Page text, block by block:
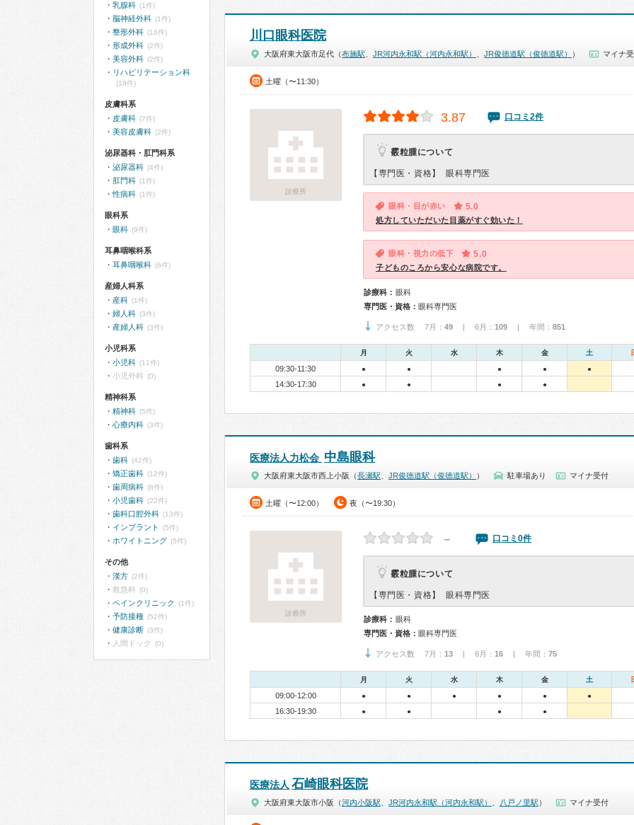
川口眼科医院
大阪府東大阪市足代（布施駅 JR河内永和駅（河内永和駅） JR俊徳道駅（俊徳道駅） ） マイナ
土曜（〜11:30）
診療所
3.87 口コミ2件
霰粒腫について
【専門医・資格】 眼科専門医
眼科・目が赤い 5.0
処方していただいた目薬がすぐ効いた！
眼科・視力の低下 5.0
子どものころから安心な病院です。
診療科： 眼科
専門医・資格： 眼科専門医
アクセス数 7月： 49 | 6月： 109 | 年間： 851
月 火 水 木 金 土
09:30-11:30 ● ● ● ● ●
14:30-17:30 ● ● ● ●
医療法人力松会 中島眼科
大阪府東大阪市西上小阪（長瀬駅 JR俊徳道駅（俊徳道駅） ） 駐車場あり マイナ受付
土曜（〜12:00） 夜（〜19:30）
診療所
－ 口コミ0件
霰粒腫について
【専門医・資格】 眼科専門医
診療科： 眼科
専門医・資格： 眼科専門医
アクセス数 7月： 13 | 6月： 16 | 年間： 75
月 火 水 木 金 土
09:00-12:00 ● ● ● ● ● ●
16:30-19:30 ● ● ● ●
医療法人 石崎眼科医院
大阪府東大阪市小阪（河内小阪駅 JR河内永和駅（河内永和駅） 八戸ノ里駅 ） マイナ受付
乳腺科 (1件)
脳神経外科 (1件)
整形外科 (18件)
形成外科 (2件)
美容外科 (2件)
リハビリテーション科
(19件)
皮膚科系
皮膚科 (7件)
美容皮膚科 (2件)
泌尿器科・肛門科系
泌尿器科 (4件)
肛門科 (1件)
性病科 (1件)
眼科系
眼科 (9件)
耳鼻咽喉科系
耳鼻咽喉科 (6件)
産婦人科系
産科 (1件)
婦人科 (3件)
産婦人科 (3件)
小児科系
小児科 (11件)
小児外科 (0)
精神科系
精神科 (5件)
心療内科 (3件)
歯科系
歯科 (42件)
矯正歯科 (12件)
歯周病科 (8件)
小児歯科 (22件)
歯科口腔外科 (13件)
インプラント (5件)
ホワイトニング (5件)
その他
漢方 (2件)
救急科 (0)
ペインクリニック (1件)
予防接種 (52件)
健康診断 (3件)
人間ドック (0)